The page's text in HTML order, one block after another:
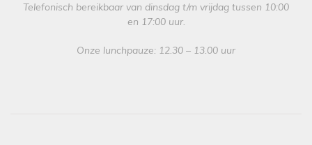
Telefonisch bereikbaar van dinsdag t/m vrijdag tussen 10:00
en 17:00 uur.
Onze lunchpauze: 12.30 – 13.00 uur